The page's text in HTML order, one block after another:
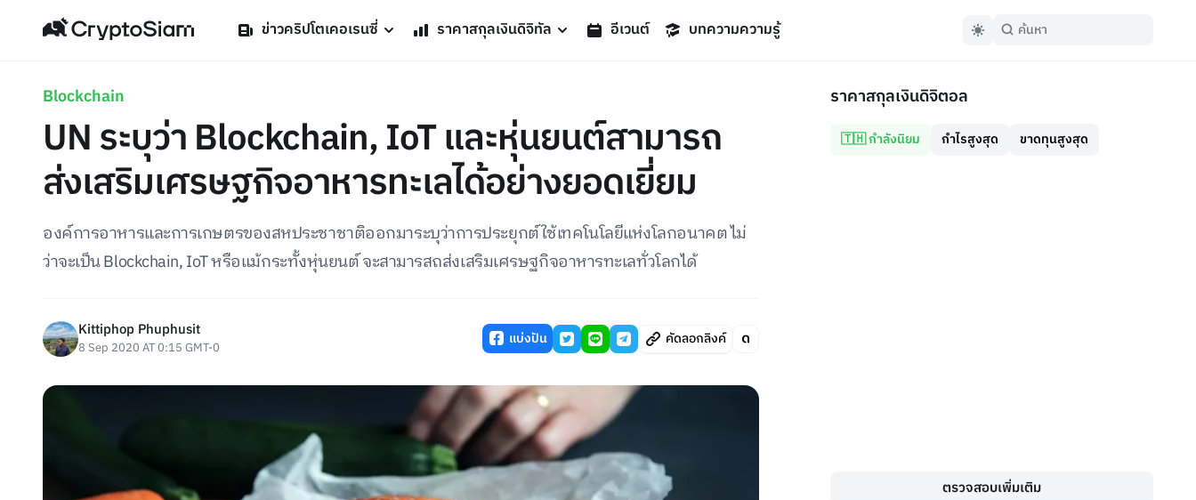
ข่าวคริปโตเคอเรนซี่ ราคาสกุลเงินดิจิทัล อีเวนต์ บทความความรู้
Blockchain
UN ระบุว่า Blockchain, IoT และหุ่นยนต์สามารถ
ส่งเสริมเศรษฐกิจอาหารทะเลได้อย่างยอดเยี่ยม
องค์การอาหารและการเกษตรของสหประชาชาติออกมาระบุว่าการประยุกต์ใช้เทคโนโลยีแห่งโลกอนาคต ไม่
ว่าจะเป็น Blockchain, IoT หรือแม้กระทั้งหุ่นยนต์ จะสามารสถส่งเสริมเศรษฐกิจอาหารทะเลทั่วโลกได้
Kittiphop Phuphusit
8 Sep 2020 AT 0:15 GMT-0 แบ่งปัน คัดลอกลิงค์
ราคาสกุลเงินดิจิตอล
🇹🇭 กำลังนิยม กำไรสูงสุด ขาดทุนสูงสุด
ตรวจสอบเพิ่มเติม